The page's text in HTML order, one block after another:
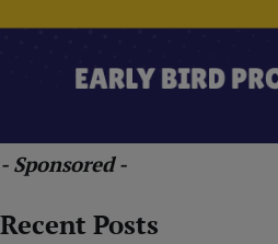
- Sponsored -
Recent Posts